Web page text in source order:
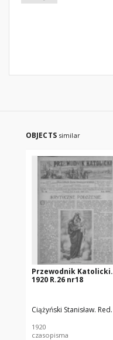
OBJECTS similar
Przewodnik Katolicki.
1920 R.26 nr18
Ciążyński Stanisław. Red.
1920
czasopisma